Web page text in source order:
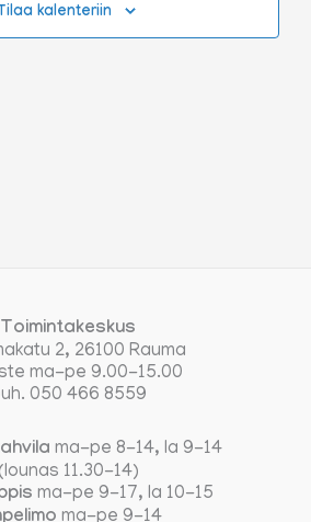
Tilaa kalenteriin
Toimintakeskus
2, 26100 Rauma
ma-pe 9.00-15.00
050 466 8559
ma-pe 8-14, la 9-14
(lounas 11.30-14)
ma-pe 9-17, la 10-15
ma-pe 9-14